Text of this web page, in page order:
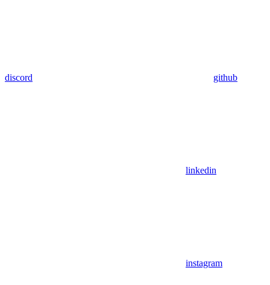
discord github
linkedin
instagram